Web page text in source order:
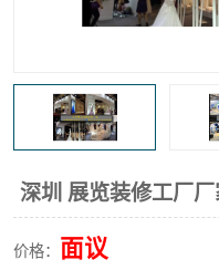
深圳 展览装修工厂厂
价格： 面议